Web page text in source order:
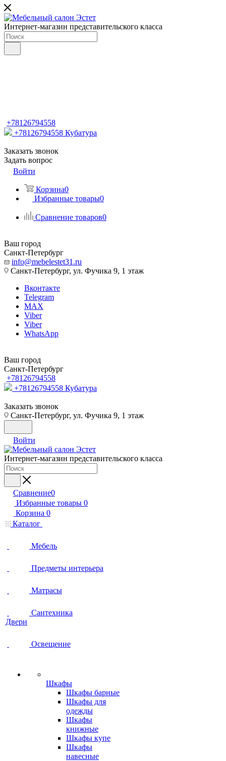
Интернет-магазин представительского класса
+78126794558
+78126794558 Кубатура
Заказать звонок
Задать вопрос
Войти
Корзина0
Избранные товары0
Сравнение товаров0
Ваш город
Санкт-Петербург
info@mebelestet31.ru
Санкт-Петербург, ул. Фучика 9, 1 этаж
Вконтакте
Telegram
MAX
Viber
Viber
WhatsApp
Ваш город
Санкт-Петербург
+78126794558
+78126794558 Кубатура
Заказать звонок
Санкт-Петербург, ул. Фучика 9, 1 этаж
Войти
Интернет-магазин представительского класса
Сравнение0
Избранные товары 0
Корзина 0
Каталог
Мебель
Предметы интерьера
Матрасы
Сантехника
Двери
Освещение
Шкафы
Шкафы барные
Шкафы для
одежды
Шкафы
книжные
Шкафы купе
Шкафы
навесные